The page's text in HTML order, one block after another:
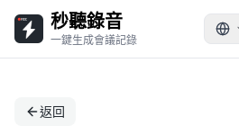
秒聽錄音
一鍵生成會議記錄
返回